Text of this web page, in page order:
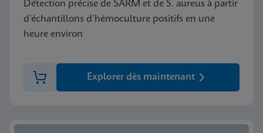
Détection précise de SARM et de S. aureus à partir
d’échantillons d’hémoculture positifs en une
heure environ
Explorer dès maintenant